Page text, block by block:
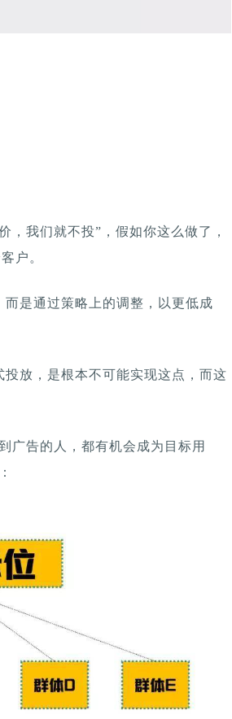
，我们就不投”，假如你这么做了，
户。
是通过策略上的调整，以更低成
放，是根本不可能实现这点，而这
广告的人，都有机会成为目标用